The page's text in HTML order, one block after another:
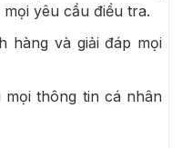
yêu cầu điều tra.
hàng và giải đáp mọi
thông tin cá nhân